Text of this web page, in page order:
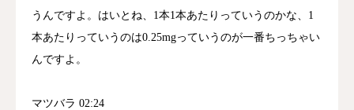
うんですよ。はいとね、1本1本あたりっていうのかな、1
本あたりっていうのは0.25mgっていうのが一番ちっちゃい
んですよ。
マツバラ 02:24